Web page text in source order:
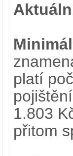
platí
1.803
přitom